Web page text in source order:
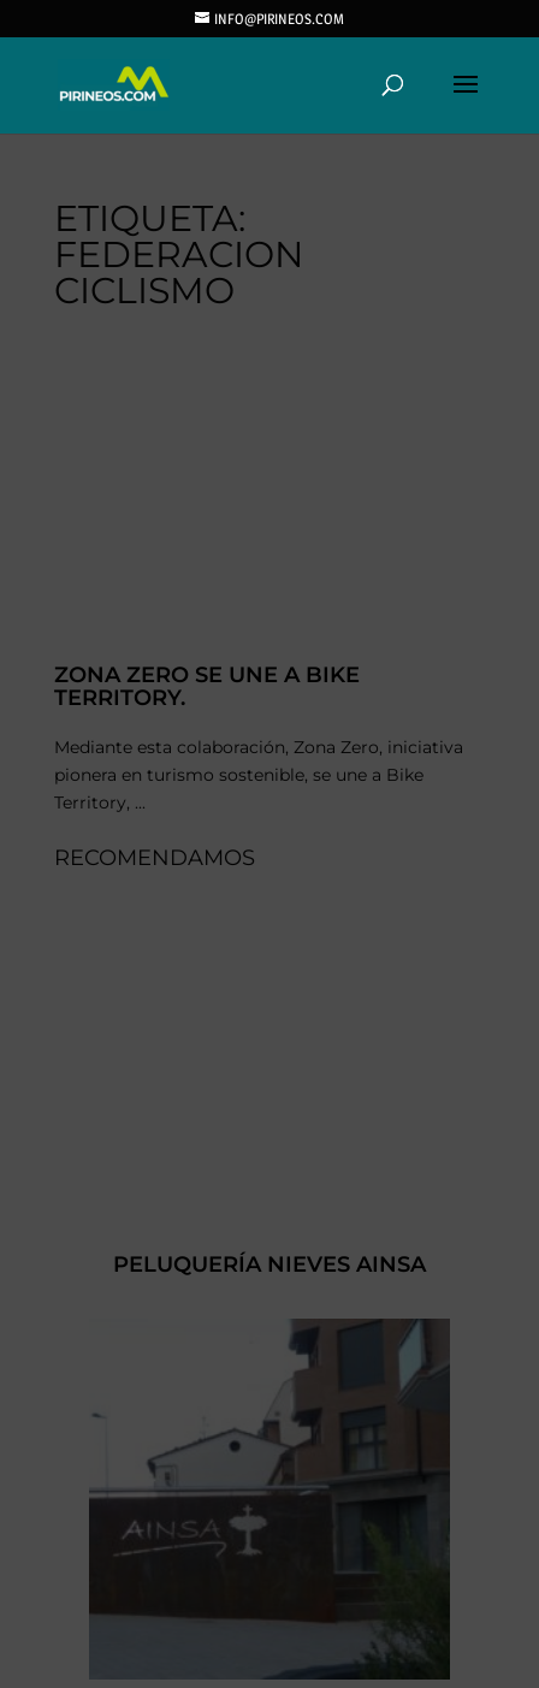
INFO@PIRINEOS.COM
ETIQUETA:
FEDERACION
CICLISMO
ZONA ZERO SE UNE A BIKE
TERRITORY.
Mediante esta colaboración, Zona Zero, iniciativa
pionera en turismo sostenible, se une a Bike
Territory, ...
RECOMENDAMOS
PELUQUERÍA NIEVES AINSA